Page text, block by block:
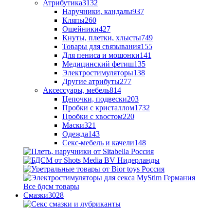
Атрибутика3132
Наручники, кандалы937
Кляпы260
Ошейники427
Кнуты, плетки, хлысты749
Товары для связывания155
Для пениса и мошонки141
Медицинский фетиш135
Электростимуляторы138
Другие атрибуты277
Аксессуары, мебель814
Цепочки, подвески203
Пробки с кристаллом1732
Пробки с хвостом220
Маски321
Одежда143
Секс-мебель и качели148
Все бдсм товары
Смазки3028